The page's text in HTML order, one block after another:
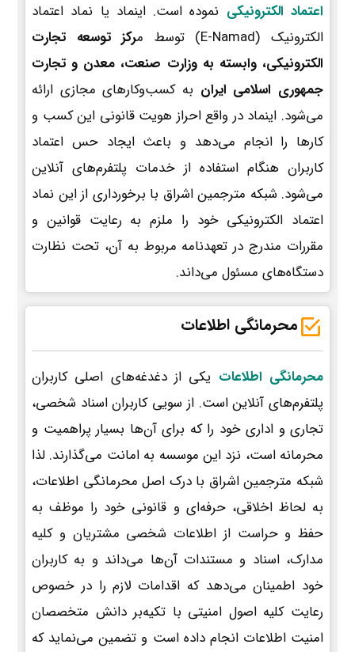
اعتماد الکترونیکی نموده است. اینماد یا نماد اعتماد
الکترونیک (E-Namad) توسط م
رکز توسعه تجارت
الکترونیکی، وابسته به وزارت صنعت، معدن و تجارت
جمهوری اسلامی ایران به کسب‌وکارهای مجازی ارائه
می‌شود. اینماد در واقع احراز هویت قانونی این کسب و
کارها را انجام می‌دهد و باعث ایجاد حس اعتماد
کاربران هنگام استفاده از خدمات پلتفرم‌های آنلاین
می‌شود. شبکه مترجمین اشراق با برخورداری از این نماد
اعتماد الکترونیکی خود را ملزم به رعایت قوانین و
مقررات مندرج در تعهدنامه مربوط به آن، تحت نظارت
دستگاه‌های مسئول می‌داند.
محرمانگی اطلاعات
محرمانگی اطلاعات یکی از دغدغه‌های اصلی کاربران
پلتفرم‌های آنلاین است. از سویی کاربران اسناد شخصی،
تجاری و اداری خود را که برای آن‌ها بسیار پراهمیت و
محرمانه است، نزد این موسسه به امانت می‌گذارند. لذا
شبکه مترجمین اشراق با درک اصل محرمانگی اطلاعات،
به لحاظ اخلاقی، حرفه‌ای و قانونی خود را موظف به
حفظ و حراست از اطلاعات شخصی مشتریان و کلیه
مدارک، اسناد و مستندات آن‌ها می‌داند و به کاربران
خود اطمینان می‌دهد که اقدامات لازم را در خصوص
رعایت کلیه اصول امنیتی با تکیه‌بر دانش متخصصان
امنیت اطلاعات انجام داده است و تضمین می‌نماید که